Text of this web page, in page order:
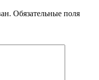
Обязательные поля